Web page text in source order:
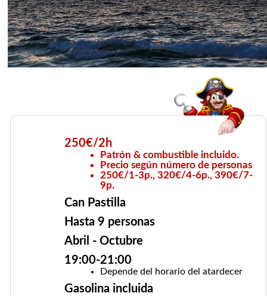
250€/2h
Patrón & combustible incluido.
Precio según número de personas
250€/1-3p., 320€/4-6p., 390€/7-
9p.
Can Pastilla
Hasta 9 personas
Abril - Octubre
19:00-21:00
Depende del horario del atardecer
Gasolina incluida